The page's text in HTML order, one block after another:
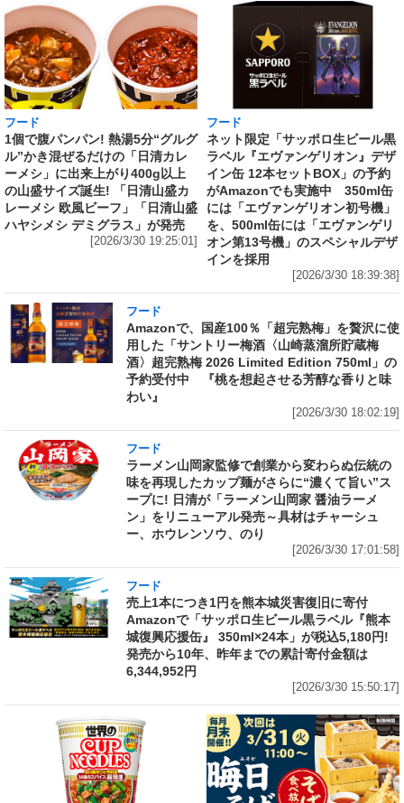
フード
1個で腹パンパン! 熱湯5分“グルグ
ル”かき混ぜるだけの「日清カレ
ーメシ」に出来上がり400g以上
の山盛サイズ誕生! 「日清山盛カ
レーメシ 欧風ビーフ」「日清山盛
ハヤシメシ デミグラス」が発売
[2026/3/30 19:25:01]
フード
ネット限定「サッポロ生ビール黒
ラベル『エヴァンゲリオン』デザ
イン缶 12本セットBOX」の予約
がAmazonでも実施中 350ml缶
には「エヴァンゲリオン初号機」
を、500ml缶には「エヴァンゲリ
オン第13号機」のスペシャルデザ
インを採用
[2026/3/30 18:39:38]
フード
Amazonで、国産100％「超完熟梅」を贅沢に使
用した「サントリー梅酒〈山崎蒸溜所貯蔵梅
酒〉超完熟梅 2026 Limited Edition 750ml」の
予約受付中 『桃を想起させる芳醇な香りと味
わい』
[2026/3/30 18:02:19]
フード
ラーメン山岡家監修で創業から変わらぬ伝統の
味を再現したカップ麺がさらに“濃くて旨い”ス
ープに! 日清が「ラーメン山岡家 醤油ラーメ
ン」をリニューアル発売～具材はチャーシュ
ー、ホウレンソウ、のり
[2026/3/30 17:01:58]
フード
売上1本につき1円を熊本城災害復旧に寄付
Amazonで「サッポロ生ビール黒ラベル『熊本
城復興応援缶』 350ml×24本」が税込5,180円!
発売から10年、昨年までの累計寄付金額は
6,344,952円
[2026/3/30 15:50:17]